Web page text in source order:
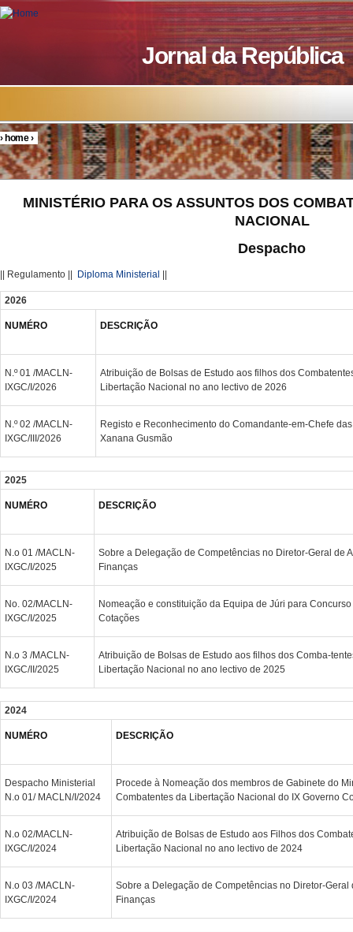
Skip to main content
Jornal da República
You are here
›home›
MINISTÉRIO PARA OS ASSUNTOS DOS
NACIONAL
Despacho
|| Regulamento || Diploma Ministerial ||
2026
NUMÉRO DESCRIÇÃO
N.º 01 /MACLN-
IXGC/I/2026
Atribuição de Bolsas de Estudo aos filhos dos
Libertação Nacional no ano lectivo de 2026
N.º 02 /MACLN-
IXGC/III/2026
Registo e Reconhecimento do Comandante-em-Chefe
Xanana Gusmão
2025
NUMÉRO DESCRIÇÃO
N.o 01 /MACLN-
IXGC/I/2025
Sobre a Delegação de Competências no Diretor-Geral de
Finanças
No. 02/MACLN-
IXGC/I/2025
Nomeação e constituição da Equipa de Júri para
Cotações
N.o 3 /MACLN-
IXGC/II/2025
Atribuição de Bolsas de Estudo aos filhos dos Comba-
Libertação Nacional no ano lectivo de 2025
2024
NUMÉRO DESCRIÇÃO
Despacho Ministerial
N.o 01/ MACLN/I/2024
Procede à Nomeação dos membros de Gabinete do
Combatentes da Libertação Nacional do IX Governo
N.o 02/MACLN-
IXGC/I/2024
Atribuição de Bolsas de Estudo aos Filhos dos
Libertação Nacional no ano lectivo de 2024
N.o 03 /MACLN-
IXGC/I/2024
Sobre a Delegação de Competências no Diretor-Geral
Finanças